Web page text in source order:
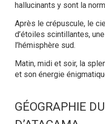
hallucinants y sont la
Après le crépuscule, le
d’étoiles scintillantes,
l’hémisphère sud.
Matin, midi et soir, la
et son énergie
GÉOGRAPHIE